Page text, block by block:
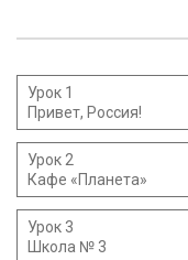
Урок 1
Привет, Россия!
Урок 2
Кафе «Планета»
Урок 3
Школа № 3